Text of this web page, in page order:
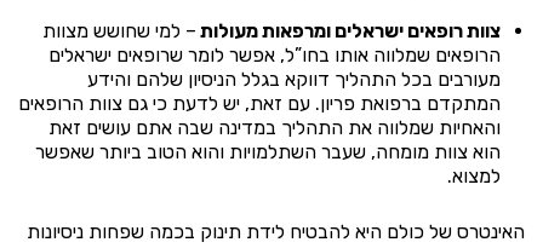
צוות רופאים ישראלים ומרפאות מעולות – למי שחושש מצוות
הרופאים שמלווה אותו בחו”ל, אפשר לומר שרופאים ישראלים
מעורבים בכל התהליך דווקא בגלל הניסיון שלהם והידע
המתקדם ברפואת פריון. עם זאת, יש לדעת כי גם צוות הרופאים
והאחיות שמלווה את התהליך במדינה שבה אתם עושים זאת
הוא צוות מומחה, שעבר השתלמויות והוא הטוב ביותר שאפשר
למצוא.
האינטרס של כולם היא להבטיח לידת תינוק בכמה שפחות ניסיונות